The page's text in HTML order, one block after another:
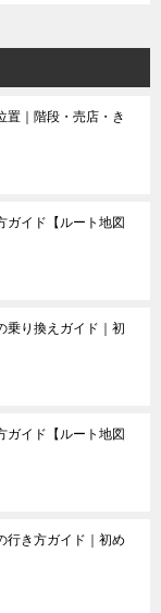
置｜階段・売店・き
ガイド【ルート地図
乗り換えガイド｜初
ガイド【ルート地図
行き方ガイド｜初め